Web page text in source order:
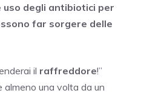
uso degli antibiotici per
far sorgere delle
il raffreddore!”
almeno una volta da un